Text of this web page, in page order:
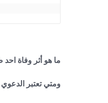
ما هو أثر وفاة
ومتي تعتبر